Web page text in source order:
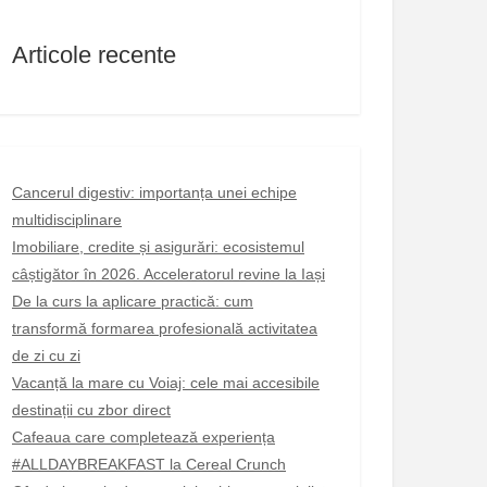
Articole recente
Cancerul digestiv: importanța unei echipe
multidisciplinare
Imobiliare, credite și asigurări: ecosistemul
câștigător în 2026. Acceleratorul revine la Iași
De la curs la aplicare practică: cum
transformă formarea profesională activitatea
de zi cu zi
Vacanță la mare cu Voiaj: cele mai accesibile
destinații cu zbor direct
Cafeaua care completează experiența
#ALLDAYBREAKFAST la Cereal Crunch